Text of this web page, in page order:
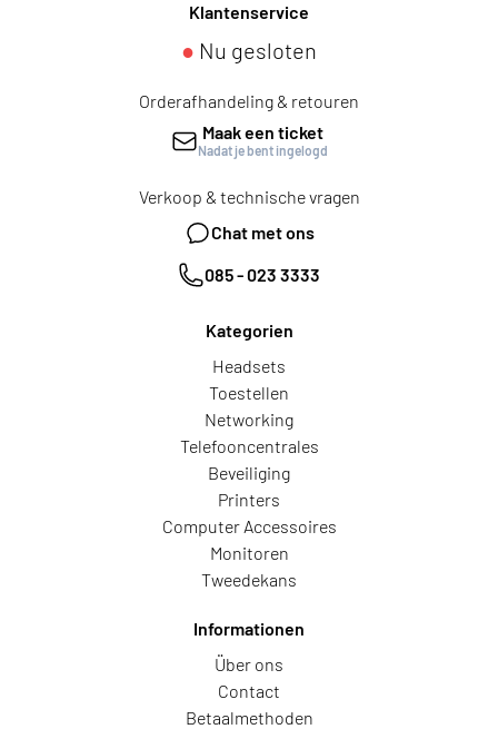
Klantenservice
● Nu gesloten
Orderafhandeling & retouren
Maak een ticket
Nadat je bent ingelogd
Verkoop & technische vragen
Chat met ons
085 - 023 3333
Kategorien
Headsets
Toestellen
Networking
Telefooncentrales
Beveiliging
Printers
Computer Accessoires
Monitoren
Tweedekans
Informationen
Über ons
Contact
Betaalmethoden